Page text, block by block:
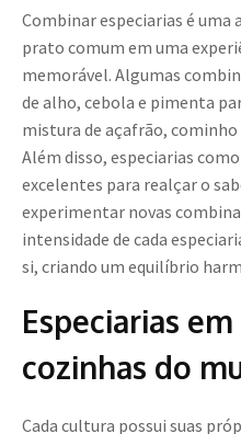
Combinar especiarias é
prato comum em uma
memorável. Algumas
de alho, cebola e pimenta
mistura de açafrão,
Além disso, especiarias
excelentes para realçar o
experimentar novas
intensidade de cada
si, criando um equilíbrio
Especiarias
cozinhas do
Cada cultura possui suas